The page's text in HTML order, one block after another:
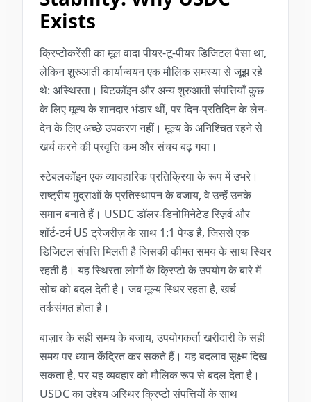
Exists
क्रिप्टोकरेंसी का मूल वादा पीयर-टू-पीयर डिजिटल पैसा था,
लेकिन शुरुआती कार्यान्वयन एक मौलिक समस्या से जूझ रहे
थे: अस्थिरता। बिटकॉइन और अन्य शुरुआती संपत्तियाँ कुछ
के लिए मूल्य के शानदार भंडार थीं, पर दिन-प्रतिदिन के लेन-
देन के लिए अच्छे उपकरण नहीं। मूल्य के अनिश्चित रहने से
खर्च करने की प्रवृत्ति कम और संचय बढ़ गया।
स्टेबलकॉइन एक व्यावहारिक प्रतिक्रिया के रूप में उभरे।
राष्ट्रीय मुद्राओं के प्रतिस्थापन के बजाय, वे उन्हें उनके
समान बनाते हैं। USDC डॉलर-डिनोमिनेटेड रिज़र्व और
शॉर्ट-टर्म US ट्रेजरीज़ के साथ 1:1 पेग्ड है, जिससे एक
डिजिटल संपत्ति मिलती है जिसकी कीमत समय के साथ स्थिर
रहती है। यह स्थिरता लोगों के क्रिप्टो के उपयोग के बारे में
सोच को बदल देती है। जब मूल्य स्थिर रहता है, खर्च
तर्कसंगत होता है।
बाज़ार के सही समय के बजाय, उपयोगकर्ता खरीदारी के सही
समय पर ध्यान केंद्रित कर सकते हैं। यह बदलाव सूक्ष्म दिख
सकता है, पर यह व्यवहार को मौलिक रूप से बदल देता है।
USDC का उद्देश्य अस्थिर क्रिप्टो संपत्तियों के साथ